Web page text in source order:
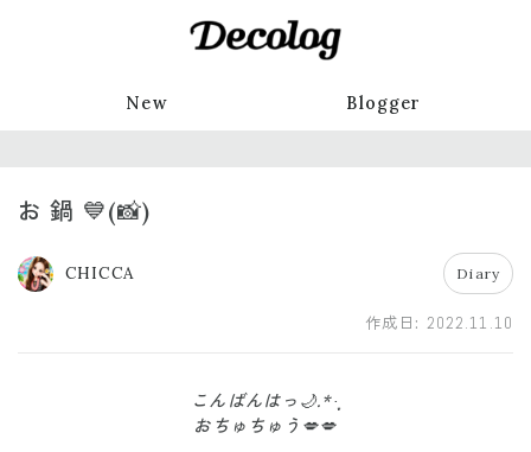
New Blogger
お 鍋 💙(📸)
CHICCA Diary
作成日: 2022.11.10
こんばんはっ🌙.*·̩͙
おちゅちゅう💋💋